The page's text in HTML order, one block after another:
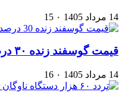
14 مرداد 1405 ۰ 15
قیمت گوسفند زنده ۳۰ درصد کاهش یافت؛ گوشت ارزان نشد
14 مرداد 1405 ۰ 16